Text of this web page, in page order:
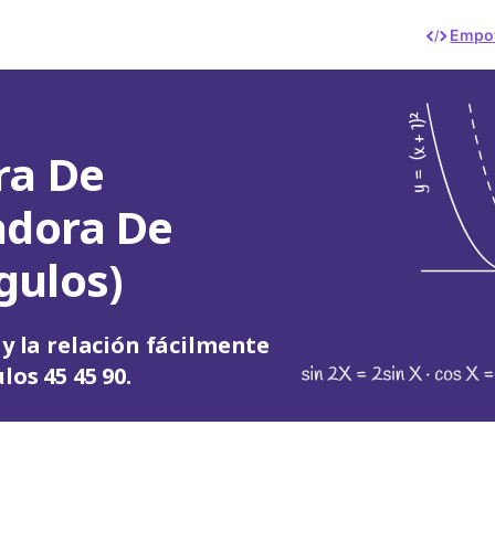
De
De
la relación fácilmente
45 45 90.